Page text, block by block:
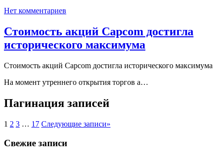
Нет комментариев
Стоимость акций Capcom достигла
исторического максимума
Стоимость акций Capcom достигла исторического максимума
На момент утреннего открытия торгов а…
Пагинация записей
1 2 3 … 17 Следующие записи»
Свежие записи